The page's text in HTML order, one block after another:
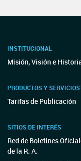
INSTITUCIONAL
Misión, Visión e
PRODUCTOS Y SERVICIOS
Tarifas de Publicación
SITIOS DE INTERÉS
Red de Boletines
de la R. A.